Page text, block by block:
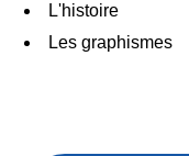
L'histoire
Les graphismes